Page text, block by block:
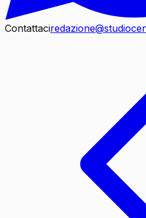
Contattaci